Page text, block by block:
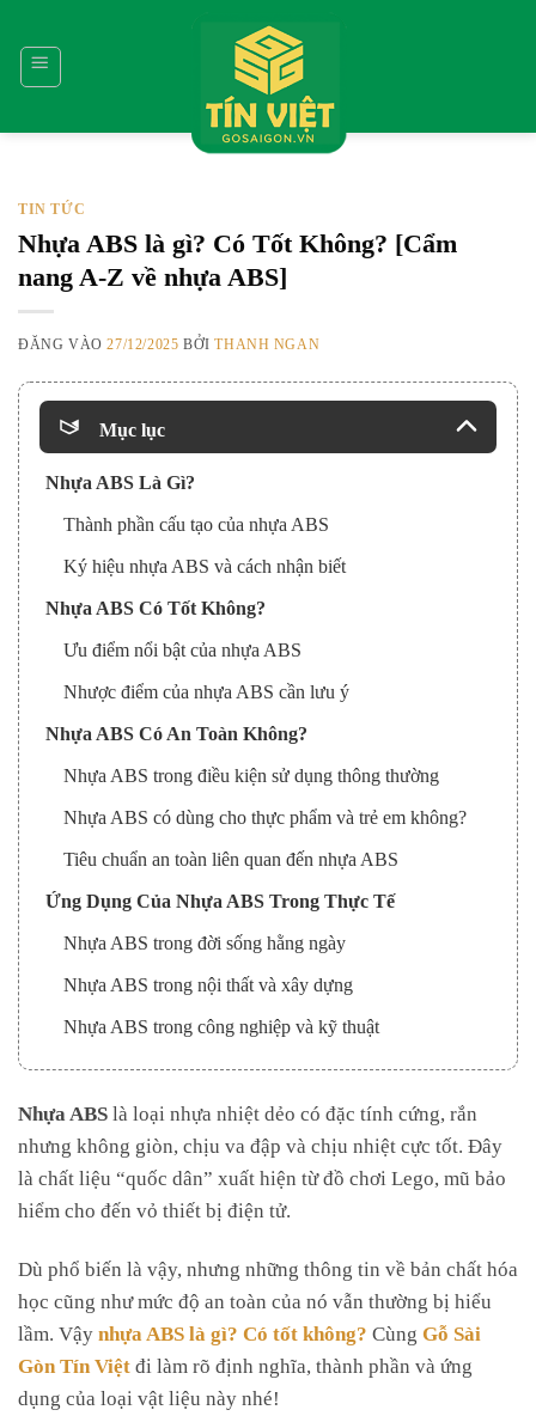
qua
nội
TIN TỨC
Nhựa ABS là gì? Có Tốt Không? [Cẩm
nang A-Z về nhựa ABS]
ĐĂNG VÀO27/12/2025 BỞITHANH NGAN
Mục lục
Nhựa ABS Là Gì?
Thành phần cấu tạo của nhựa ABS
Ký hiệu nhựa ABS và cách nhận biết
Nhựa ABS Có Tốt Không?
Ưu điểm nổi bật của nhựa ABS
Nhược điểm của nhựa ABS cần lưu ý
Nhựa ABS Có An Toàn Không?
Nhựa ABS trong điều kiện sử dụng thông thường
Nhựa ABS có dùng cho thực phẩm và trẻ em không?
Tiêu chuẩn an toàn liên quan đến nhựa ABS
Ứng Dụng Của Nhựa ABS Trong Thực Tế
Nhựa ABS trong đời sống hằng ngày
Nhựa ABS trong nội thất và xây dựng
Nhựa ABS trong công nghiệp và kỹ thuật
So Sánh Nhựa ABS Với Các Loại Nhựa Phổ Biến
Cách Nhận Biết Sản Phẩm Làm Từ Nhựa ABS Chất
Lượng
Kiểm tra ký hiệu và thông tin kỹ thuật
Quan sát bề mặt sản phẩm
Chọn nhà cung cấp uy tín, nguồn gốc rõ ràng
Nhựa ABS là loại nhựa nhiệt dẻo có đặc tính cứng, rắn
nhưng không giòn, chịu va đập và chịu nhiệt cực tốt. Đây
là chất liệu “quốc dân” xuất hiện từ đồ chơi Lego, mũ bảo
hiểm cho đến vỏ thiết bị điện tử.
Dù phổ biến là vậy, nhưng những thông tin về bản chất hóa
học cũng như mức độ an toàn của nó vẫn thường bị hiểu
lầm. Vậy nhựa ABS là gì? Có tốt không? Cùng Gỗ Sài
Gòn Tín Việt đi làm rõ định nghĩa, thành phần và ứng
dụng của loại vật liệu này nhé!